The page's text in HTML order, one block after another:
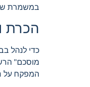
במשמרת
הכרת
כדי לנהל
מוסכם"
המפקח על